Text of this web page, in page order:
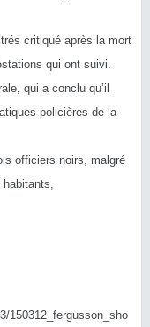
critiqué après la mort
qui ont suivi.
qui a conclu qu’il
policières de la
officiers noirs, malgré
habitants,
150312_fergusson_sho